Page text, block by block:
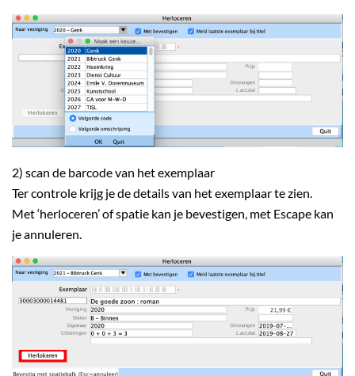
2) scan de barcode van het exemplaar
Ter controle krijg je de details van het exemplaar te zien.
Met ‘herloceren’ of spatie kan je bevestigen, met Escape kan
je annuleren.